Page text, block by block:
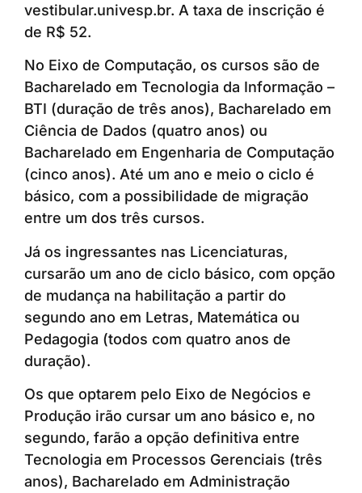
vestibular.univesp.br. A taxa de inscrição é
de R$ 52.
No Eixo de Computação, os cursos são de
Bacharelado em Tecnologia da Informação –
BTI (duração de três anos), Bacharelado em
Ciência de Dados (quatro anos) ou
Bacharelado em Engenharia de Computação
(cinco anos). Até um ano e meio o ciclo é
básico, com a possibilidade de migração
entre um dos três cursos.
Já os ingressantes nas Licenciaturas,
cursarão um ano de ciclo básico, com opção
de mudança na habilitação a partir do
segundo ano em Letras, Matemática ou
Pedagogia (todos com quatro anos de
duração).
Os que optarem pelo Eixo de Negócios e
Produção irão cursar um ano básico e, no
segundo, farão a opção definitiva entre
Tecnologia em Processos Gerenciais (três
anos), Bacharelado em Administração